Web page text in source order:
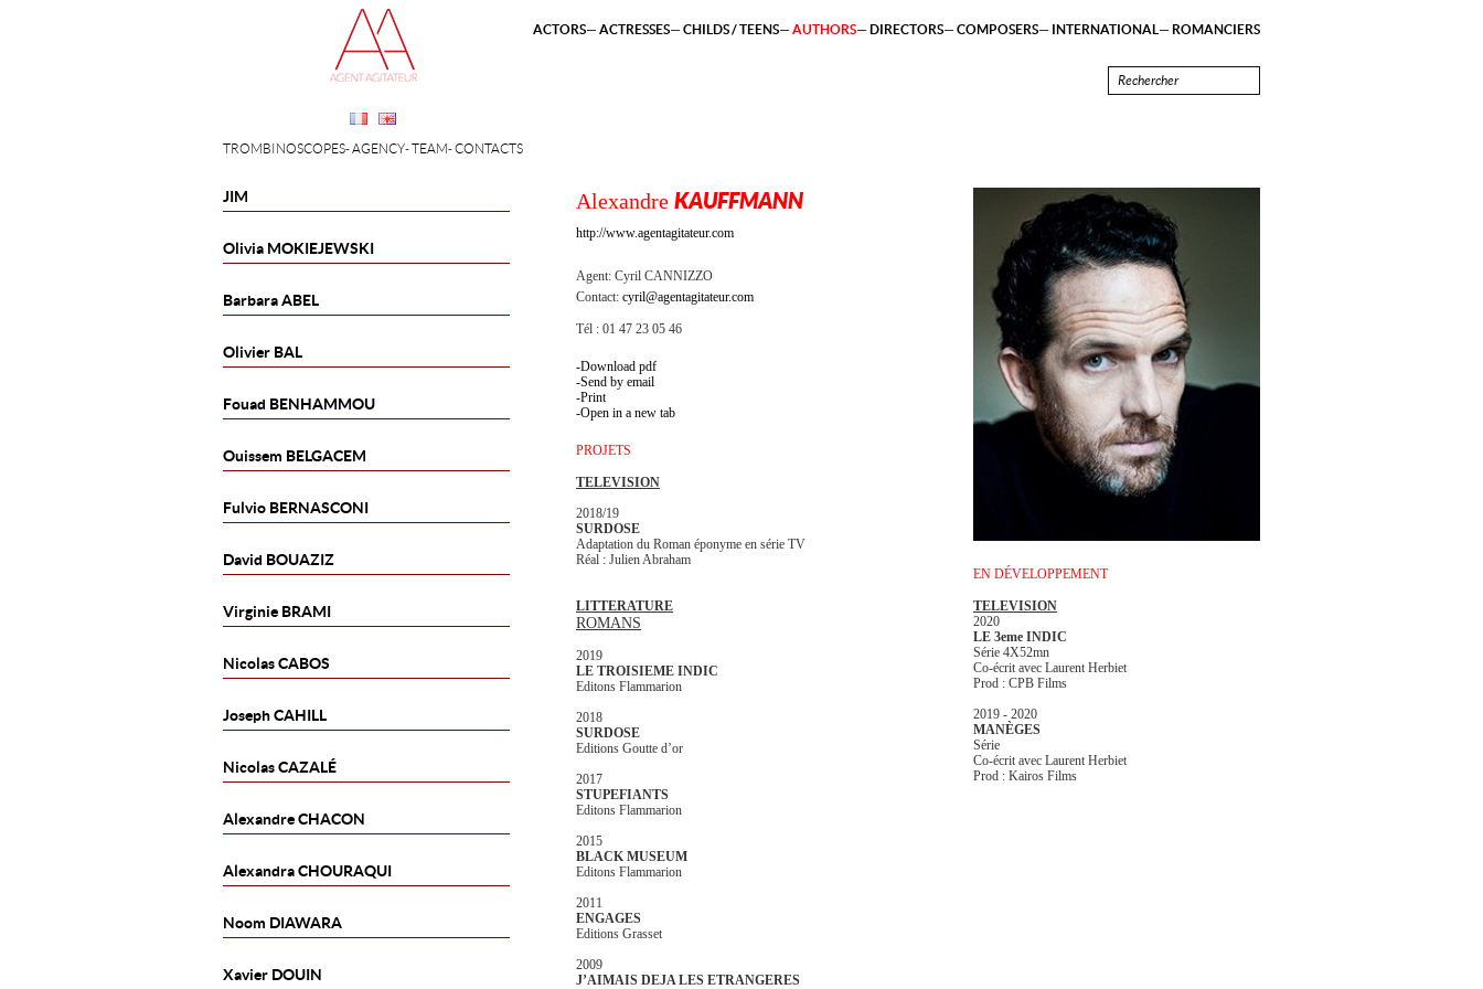
JIM
Olivia MOKIEJEWSKI
BarbaraABEL
Olivier BAL
Fouad BENHAMMOU
Ouissem BELGACEM
Fulvio BERNASCONI
David BOUAZIZ
Virginie BRAMI
NicolasCABOS
JosephCAHILL
NicolasCAZALÉ
AlexandreCHACON
AlexandraCHOURAQUI
Noom DIAWARA
Xavier DOUIN
TROMBINOSCOPES AGENCY TEAM CONTACTS
ACTORS ACTRESSES CHILDS / TEENS AUTHORS DIRECTORS COMPOSERS INTERNATIONAL ROMANCIERS
Alexandre KAUFFMANN
http://www.agentagitateur.com
Agent: Cyril CANNIZZO
Contact: cyril@agentagitateur.com
Tél : 01 47 23 05 46
Download pdf
Send by email
Print
Open in a new tab
PROJETS
TELEVISION
2018/19
SURDOSE
Adaptation du Roman éponyme en série TV
Réal : Julien Abraham
LITTERATURE
ROMANS
2019
LE TROISIEME INDIC
Editons Flammarion
2018
SURDOSE
Editions Goutte d’or
2017
STUPEFIANTS
Editons Flammarion
2015
BLACK MUSEUM
Editons Flammarion
2011
ENGAGES
Editions Grasset
2009
J’AIMAIS DEJA LES ETRANGERES
EN DÉVELOPPEMENT
TELEVISION
2020
LE 3eme INDIC
Série 4X52mn
Co-écrit avec Laurent Herbiet
Prod : CPB Films
2019 - 2020
MANÈGES
Série
Co-écrit avec Laurent Herbiet
Prod : Kairos Films